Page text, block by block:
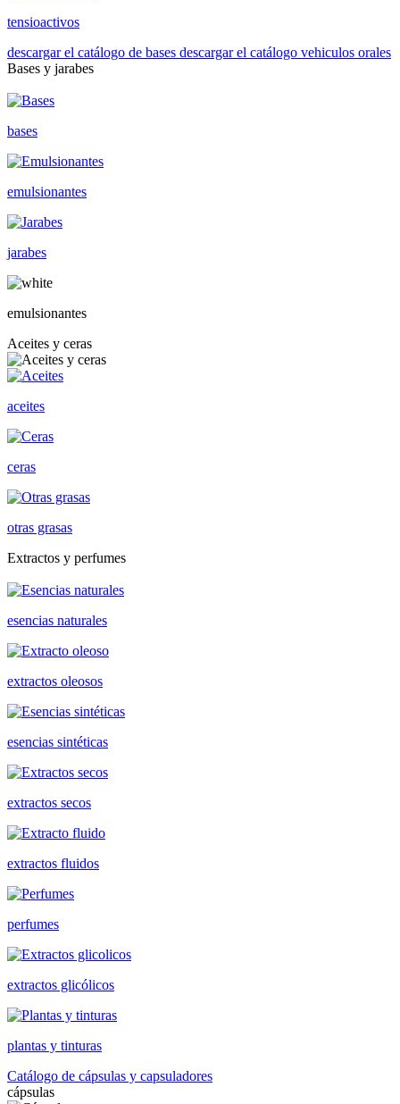
tensioactivos
descargar el catálogo de bases descargar el catálogo vehiculos orales
Bases y jarabes
bases
emulsionantes
jarabes
emulsionantes
Aceites y ceras
aceites
ceras
otras grasas
Extractos y perfumes
esencias naturales
extractos oleosos
esencias sintéticas
extractos secos
extractos fluidos
perfumes
extractos glicólicos
plantas y tinturas
Catálogo de cápsulas y capsuladores
cápsulas